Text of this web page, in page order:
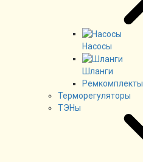
Насосы
Шланги
Ремкомплекты
Терморегуляторы
ТЭНы